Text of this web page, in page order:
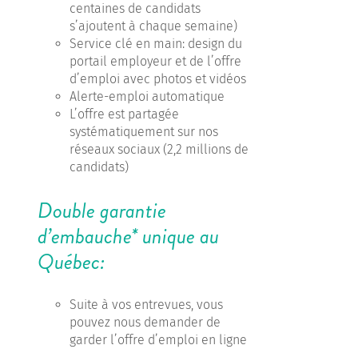
centaines de candidats
s’ajoutent à chaque semaine)
Service clé en main: design du
portail employeur et de l’offre
d’emploi avec photos et vidéos
Alerte-emploi automatique
L’offre est partagée
systématiquement sur nos
réseaux sociaux (2,2 millions de
candidats)
Double garantie
d’embauche* unique au
Québec:
Suite à vos entrevues, vous
pouvez nous demander de
garder l’offre d’emploi en ligne